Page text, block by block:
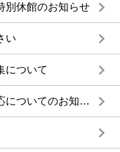
休館のお知らせ
い
について
地域情報通信基盤に係るお盆の故障対応についてのお知らせ